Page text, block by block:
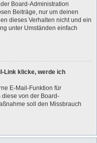
Board-Administration
Beiträge, nur um deinen
dieses Verhalten nicht und ein
unter Umständen einfach
Link klicke, werde ich
E-Mail-Funktion für
diese von der Board-
soll den Missbrauch